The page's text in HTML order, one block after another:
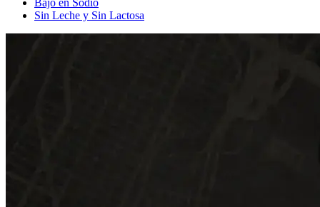
Sin Leche y Sin Lactosa